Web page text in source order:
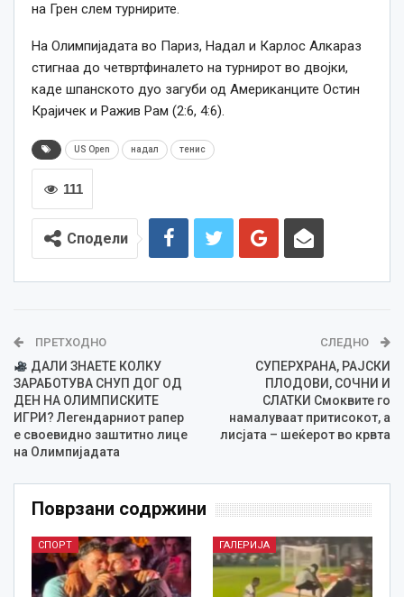
на Грен слем турнирите.
На Олимпијадата во Париз, Надал и Карлос Алкараз
стигнаа до четвртфиналето на турнирот во двојки,
каде шпанското дуо загуби од Американците Остин
Крајичек и Ражив Рам (2:6, 4:6).
US Open надал тенис
111
Сподели
ПРЕТХОДНО
ДАЛИ ЗНАЕТЕ КОЛКУ
ЗАРАБОТУВА СНУП ДОГ ОД
ДЕН НА ОЛИМПИСКИТЕ
ИГРИ? Легендарниот рапер
е своевидно заштитно лице
на Олимпијадата
СЛЕДНО
СУПЕРХРАНА, РАЈСКИ
ПЛОДОВИ, СОЧНИ И
СЛАТКИ Смоквите го
намалуваат притисокот, а
лисјата – шеќерот во крвта
Поврзани содржини
СПОРТ ГАЛЕРИЈА